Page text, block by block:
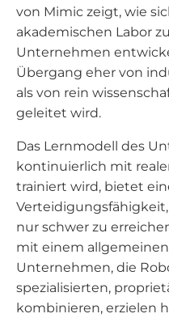
von Mimic zeigt, wie
akademischen Labor
Unternehmen
Übergang eher von
als von rein
geleitet wird.
Das Lernmodell des
kontinuierlich mit
trainiert wird, bietet
nur schwer zu
mit einem
Unternehmen, die
spezialisierten,
kombinieren, erzielen